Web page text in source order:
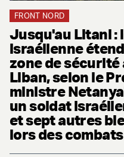
FRONT NORD
Jusqu'au Litani :
israélienne
zone de sécurité
Liban, selon le
ministre
un soldat
et sept autres
lors des combats